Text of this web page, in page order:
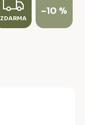
Z
D
ZDARMA
–10 %